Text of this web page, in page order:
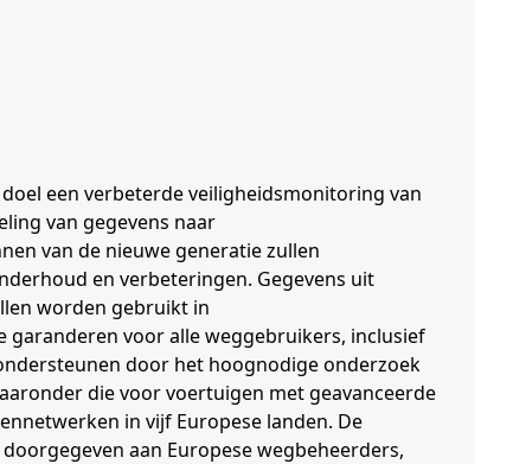
een verbeterde veiligheidsmonitoring van
van gegevens naar
van de nieuwe generatie zullen
en verbeteringen. Gegevens uit
worden gebruikt in
garanderen voor alle weggebruikers, inclusief
door het hoognodige onderzoek
die voor voertuigen met geavanceerde
in vijf Europese landen. De
aan Europese wegbeheerders,